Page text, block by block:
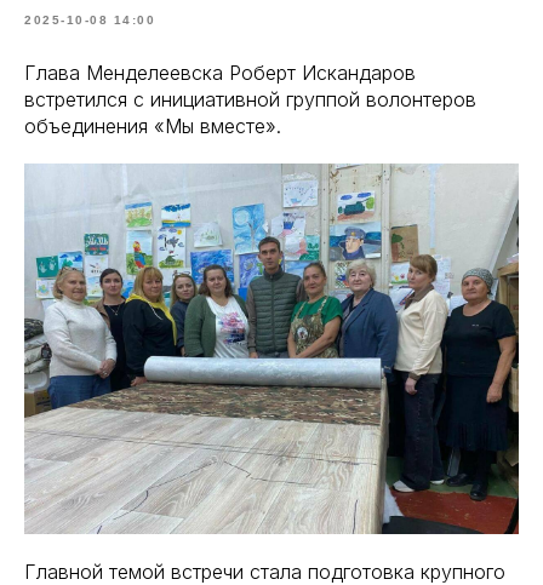
2025-10-08 14:00
Глава Менделеевска Роберт Искандаров
встретился с инициативной группой волонтеров
объединения «Мы вместе».
Главной темой встречи стала подготовка крупного